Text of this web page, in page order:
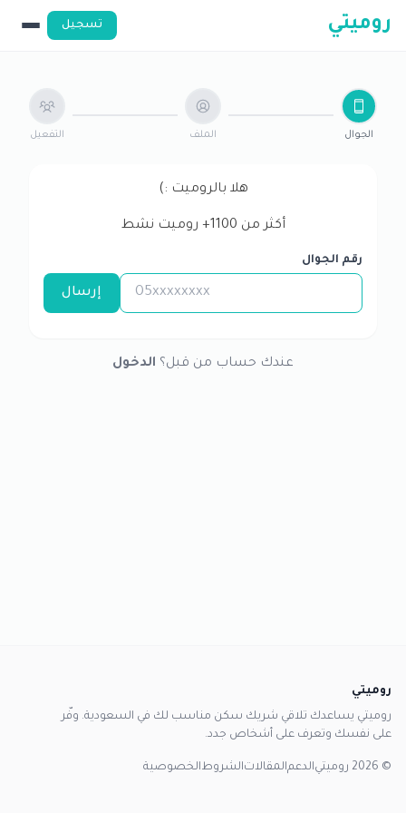
روميتي تسجيل
الجوال الملف التفعيل
هلا بالروميت :)
أكثر من 1100+ روميت نشط
رقم الجوال
إرسال
عندك حساب من قبل؟ الدخول
روميتي
روميتي يساعدك تلاقي شريك سكن مناسب لك في السعودية. وفّر
على نفسك وتعرف على أشخاص جدد.
© 2026 روميتي الدعمالمقالاتالشروطالخصوصية